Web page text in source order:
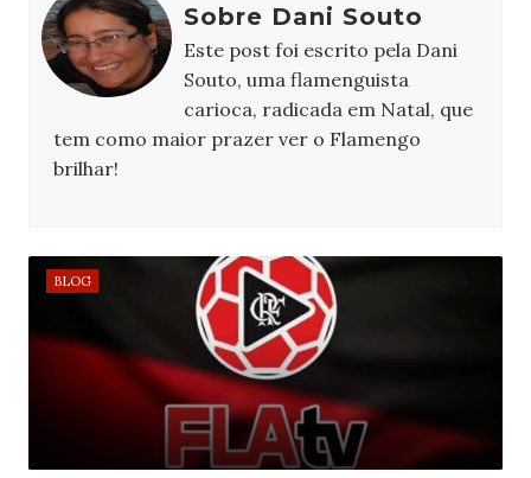
Sobre Dani Souto
Este post foi escrito pela Dani
Souto, uma flamenguista
carioca, radicada em Natal, que
tem como maior prazer ver o Flamengo
brilhar!
BLOG